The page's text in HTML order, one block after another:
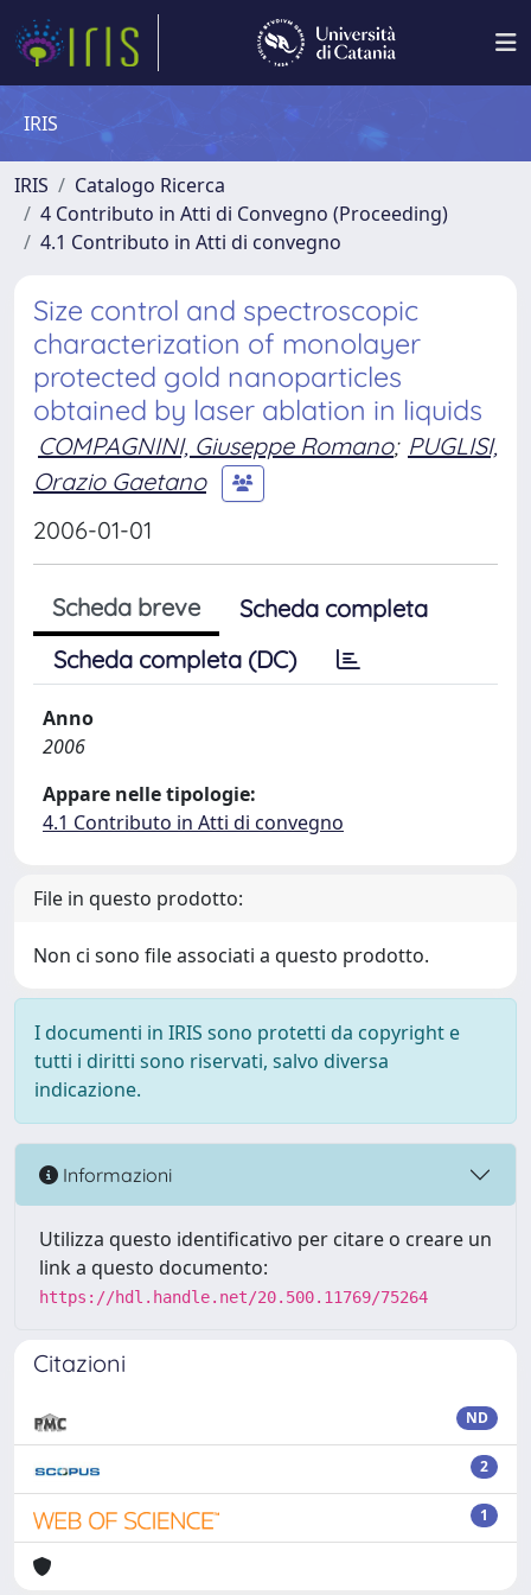
IRIS
IRIS
Catalogo Ricerca
4 Contributo in Atti di Convegno (Proceeding)
4.1 Contributo in Atti di convegno
Size control and spectroscopic
characterization of monolayer
protected gold nanoparticles
obtained by laser ablation in liquids
COMPAGNINI, Giuseppe Romano; PUGLISI,
Orazio Gaetano
2006-01-01
Scheda breve
Scheda completa
Scheda completa (DC)
Anno
2006
Appare nelle tipologie:
4.1 Contributo in Atti di convegno
File in questo prodotto:
Non ci sono file associati a questo prodotto.
I documenti in IRIS sono protetti da copyright e
tutti i diritti sono riservati, salvo diversa
indicazione.
Informazioni
Utilizza questo identificativo per citare o creare un
link a questo documento:
https://hdl.handle.net/20.500.11769/75264
Citazioni
ND
2
1